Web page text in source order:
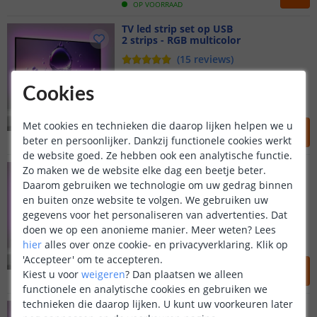
OP VOORRAAD
TV led strip set op USB
2 strips - RGB multicolor
(15 reviews)
OP VOORRAAD
27,95
TV led strip set op USB
3 strips - RGB multicolor
( 132 reviews)
OP VOORRAAD
36,95
Direct op de USB poort
Zonder knippen - Plug&Play
Incl. RF afstandsbediening
TV led strip set op USB
Cookies
Met cookies en technieken die daarop lijken helpen we u
beter en persoonlijker. Dankzij functionele cookies werkt
de website goed. Ze hebben ook een analytische functie.
Zo maken we de website elke dag een beetje beter.
Daarom gebruiken we technologie om uw gedrag binnen
en buiten onze website te volgen. We gebruiken uw
gegevens voor het personaliseren van advertenties. Dat
doen we op een anonieme manier. Meer weten? Lees
hier alles over onze cookie- en privacyverklaring. Klik op
'Accepteer' om te accepteren.
Kiest u voor weigeren? Dan plaatsen we alleen
functionele en analytische cookies en gebruiken we
technieken die daarop lijken. U kunt uw voorkeuren later